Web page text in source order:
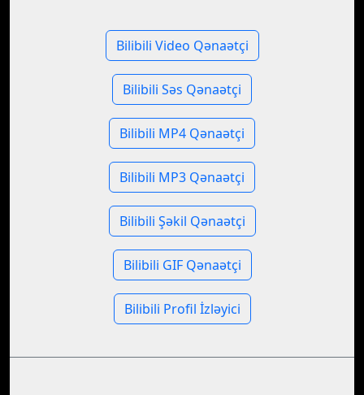
Bilibili Video Qənaətçi
Bilibili Səs Qənaətçi
Bilibili MP4 Qənaətçi
Bilibili MP3 Qənaətçi
Bilibili Şəkil Qənaətçi
Bilibili GIF Qənaətçi
Bilibili Profil İzləyici